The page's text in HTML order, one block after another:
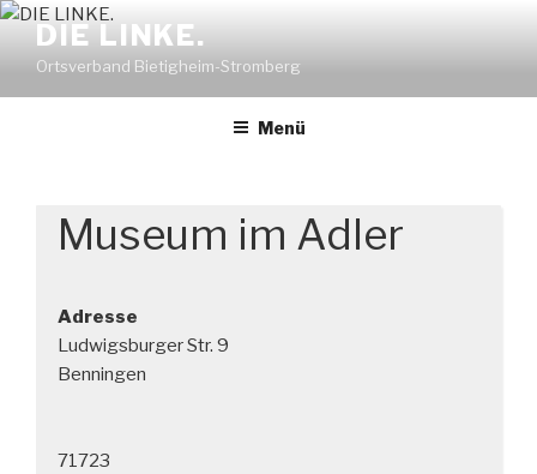
Zum
Inhalt
springen
DIE LINKE.
Ortsverband Bietigheim-Stromberg
Menü
Museum im Adler
Adresse
Ludwigsburger Str. 9
Benningen
71723